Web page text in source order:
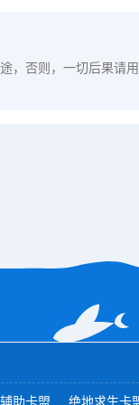
，否则，一切后果请用
助卡盟 绝地求生卡